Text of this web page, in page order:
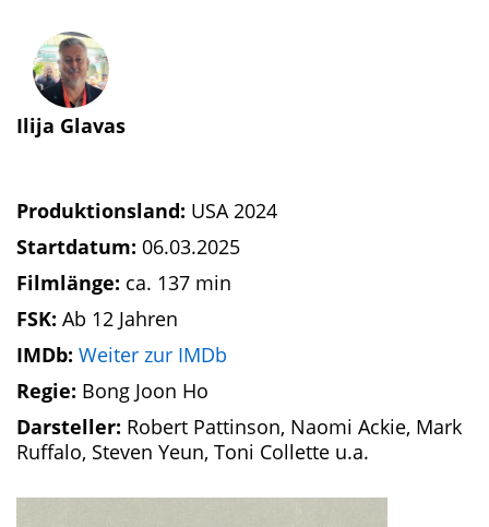
Ilija Glavas
Produktionsland: USA 2024
Startdatum: 06.03.2025
Filmlänge: ca. 137 min
FSK: Ab 12 Jahren
IMDb: Weiter zur IMDb
Regie: Bong Joon Ho
Darsteller: Robert Pattinson, Naomi Ackie, Mark
Ruffalo, Steven Yeun, Toni Collette u.a.